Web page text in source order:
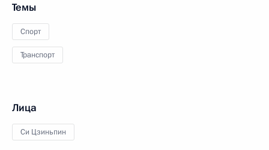
Темы
Спорт
Транспорт
Лица
Си Цзиньпин